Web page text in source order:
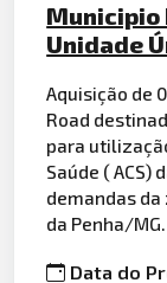
Municipio
Unidade
Aquisição de
Road
para
Saúde ( ACS)
demandas da
da Penha/MG.
Data do